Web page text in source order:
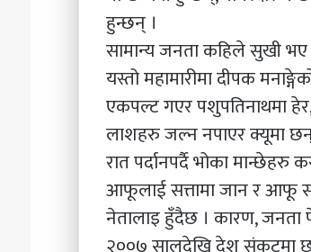
हुन्छन् ।
सामान्य जनता कहिले सुखी भए
यस्तो महामारीमा दीपक
एकपल्ट गएर पशुपतिनाथमा
लाशहरु जल्न नपाएर क्यूमा
रात पर्दानपर्दै भोका
आफूलाई सत्तामा जान र आफू
नेतालाइ हुँदैछ । कारण,